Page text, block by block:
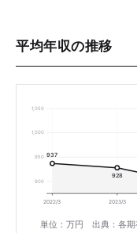
平均年収の推移
1,050
1,000
950
900
937
928
2022/3 2023/3
単位：万円 出典：各